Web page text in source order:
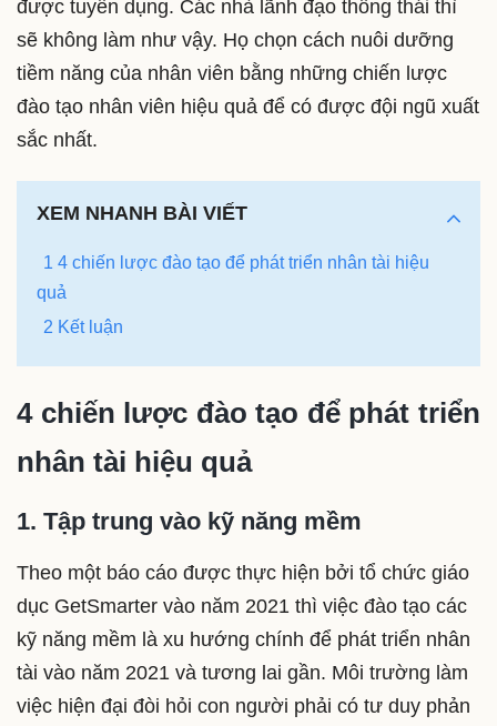
được tuyển dụng. Các nhà lãnh đạo thông thái thì
sẽ không làm như vậy. Họ chọn cách nuôi dưỡng
tiềm năng của nhân viên bằng những chiến lược
đào tạo nhân viên hiệu quả để có được đội ngũ xuất
sắc nhất.
XEM NHANH BÀI VIẾT
1 4 chiến lược đào tạo để phát triển nhân tài hiệu
quả
2 Kết luận
4 chiến lược đào tạo để phát triển
nhân tài hiệu quả
1. Tập trung vào kỹ năng mềm
Theo một báo cáo được thực hiện bởi tổ chức giáo
dục GetSmarter vào năm 2021 thì việc đào tạo các
kỹ năng mềm là xu hướng chính để phát triển nhân
tài vào năm 2021 và tương lai gần. Môi trường làm
việc hiện đại đòi hỏi con người phải có tư duy phản